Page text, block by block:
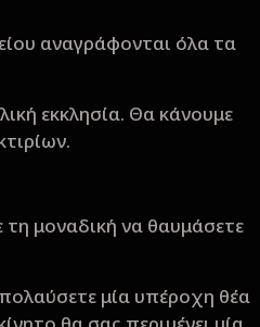
αναγράφονται όλα τα
εκκλησία. Θα κάνουμε
τη μοναδική να θαυμάσετε
μία υπέροχη θέα